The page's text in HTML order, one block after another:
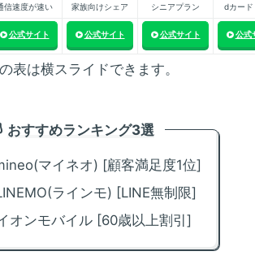
信速度が速い 家族向けシェア シニアプラン dカード
公式サイト 公式サイト 公式サイト 公式
表は横スライドできます。
おすすめランキング3選
マイネオ) [顧客満足度1位]
ラインモ) [LINE無制限]
オンモバイル [60歳以上割引]